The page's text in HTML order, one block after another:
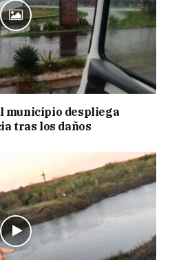
municipio despliega
tras los daños